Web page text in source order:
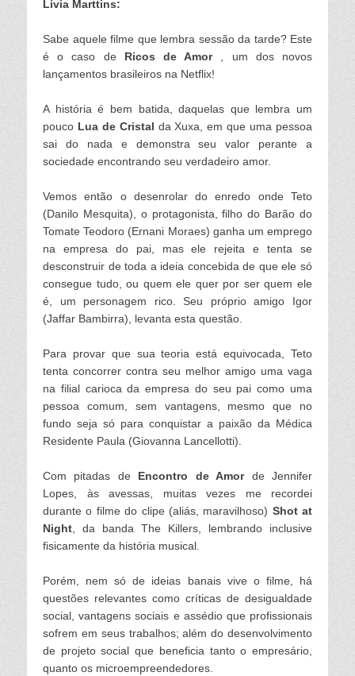
Lívia Marttins:
Sabe aquele filme que lembra sessão da tarde? Este
é o caso de Ricos de Amor , um dos novos
lançamentos brasileiros na Netflix!
A história é bem batida, daquelas que lembra um
pouco Lua de Cristal da Xuxa, em que uma pessoa
sai do nada e demonstra seu valor perante a
sociedade encontrando seu verdadeiro amor.
Vemos então o desenrolar do enredo onde Teto
(Danilo Mesquita), o protagonista, filho do Barão do
Tomate Teodoro (Ernani Moraes) ganha um emprego
na empresa do pai, mas ele rejeita e tenta se
desconstruir de toda a ideia concebida de que ele só
consegue tudo, ou quem ele querpor ser quem ele
é, um personagem rico. Seu próprio amigo Igor
(Jaffar Bambirra), levanta esta questão.
Para provar que sua teoria está equivocada, Teto
tenta concorrer contra seu melhor amigo uma vaga
na filial carioca da empresa do seu pai como uma
pessoa comum, sem vantagens, mesmo que no
fundo seja só para conquistar a paixão da Médica
Residente Paula (Giovanna Lancellotti).
Com pitadas de Encontro de Amor de Jennifer
Lopes, às avessas, muitas vezes me recordei
durante o filme do clipe (aliás, maravilhoso) Shot at
Night, da banda The Killers, lembrando inclusive
fisicamente da história musical.
Porém, nem só de ideias banais vive o filme, há
questões relevantes como críticas de desigualdade
social, vantagens sociais e assédio que profissionais
sofrem em seus trabalhos; além do desenvolvimento
de projeto social que beneficia tanto o empresário,
quanto os microempreendedores.